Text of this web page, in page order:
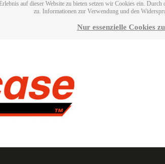
auf dieser Website zu bieten setzen wir Cookies ein.
zu. Informationen zur Verwendung und den
Nur essenzielle Cookies